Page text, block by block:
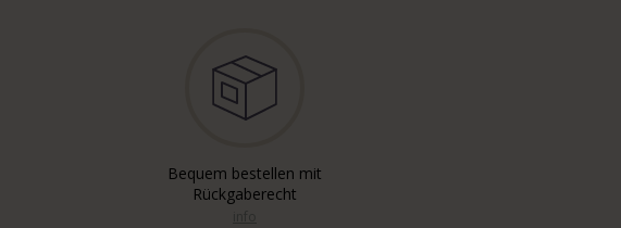
Bequem bestellen mit
Rückgaberecht